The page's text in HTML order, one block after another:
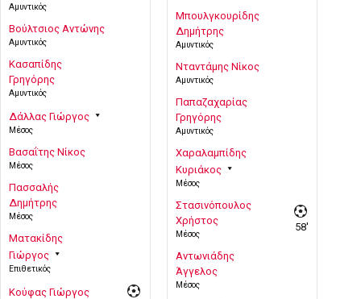
Αμυντικός
Βούλτσιος Αντώνης
Αμυντικός
Κασαπίδης
Γρηγόρης
Αμυντικός
Δάλλας Γιώργος
Μέσος
Βασαΐτης Νίκος
Μέσος
Πασσαλής
Δημήτρης
Μέσος
Ματακίδης
Γιώργος
Επιθετικός
Κούφας Γιώργος
Μπουλγκουρίδης
Δημήτρης
Αμυντικός
Νταντάμης Νίκος
Αμυντικός
Παπαζαχαρίας
Γρηγόρης
Αμυντικός
Χαραλαμπίδης
Κυριάκος
Μέσος
Στασινόπουλος
Χρήστος
Μέσος
58'
Αντωνιάδης
Άγγελος
Μέσος